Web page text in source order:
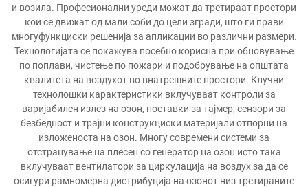
и возила. Професионални уреди можат да третираат простори
кои се движат од мали соби до цели згради, што ги прави
многуфункциски решенија за апликации во различни размери.
Технологијата се покажува посебно корисна при обновување
по поплави, чистење по пожари и подобрување на општата
квалитета на воздухот во внатрешните простори. Клучни
технолошки карактеристики вклучуваат контроли за
варијабилен излез на озон, поставки за тајмер, сензори за
безбедност и трајни конструкциски материјали отпорни на
изложеноста на озон. Многу современи системи за
отстранување на плесен со генератор на озон исто така
вклучуваат вентилатори за циркулација на воздух за да се
осигури рамномерна дистрибуција на озонот низ третираните